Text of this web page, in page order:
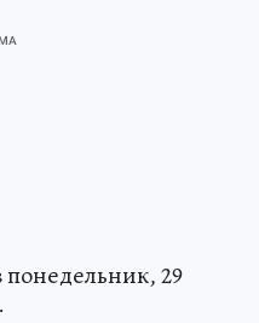
понедельник, 29